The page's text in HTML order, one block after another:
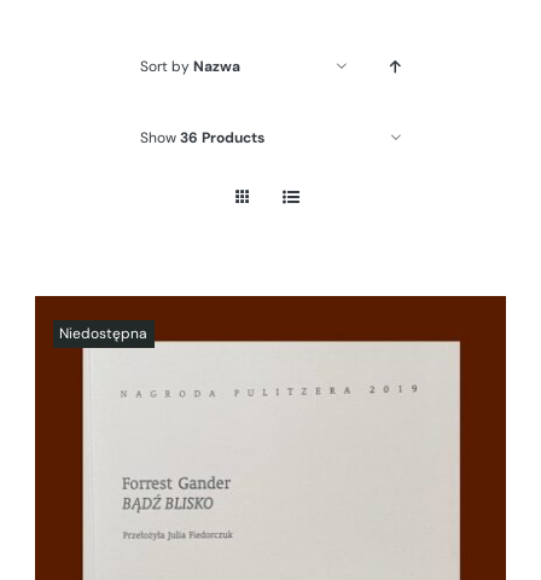
Sort byNazwa
Show36 Products